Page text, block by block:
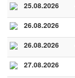
25.08.2026
26.08.2026
26.08.2026
27.08.2026